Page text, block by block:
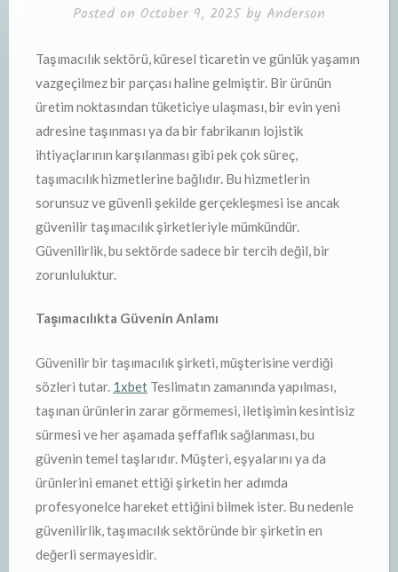
Posted on October 9, 2025by Anderson
Taşımacılık sektörü, küresel ticaretin ve günlük yaşamın
vazgeçilmez bir parçası haline gelmiştir. Bir ürünün
üretim noktasından tüketiciye ulaşması, bir evin yeni
adresine taşınması ya da bir fabrikanın lojistik
ihtiyaçlarının karşılanması gibi pek çok süreç,
taşımacılık hizmetlerine bağlıdır. Bu hizmetlerin
sorunsuz ve güvenli şekilde gerçekleşmesi ise ancak
güvenilir taşımacılık şirketleriyle mümkündür.
Güvenilirlik, bu sektörde sadece bir tercih değil, bir
zorunluluktur.
Taşımacılıkta Güvenin Anlamı
Güvenilir bir taşımacılık şirketi, müşterisine verdiği
sözleri tutar. 1xbet Teslimatın zamanında yapılması,
taşınan ürünlerin zarar görmemesi, iletişimin kesintisiz
sürmesi ve her aşamada şeffaflık sağlanması, bu
güvenin temel taşlarıdır. Müşteri, eşyalarını ya da
ürünlerini emanet ettiği şirketin her adımda
profesyonelce hareket ettiğini bilmek ister. Bu nedenle
güvenilirlik, taşımacılık sektöründe bir şirketin en
değerli sermayesidir.